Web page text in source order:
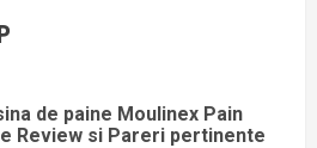
de paine Moulinex Pain
Review si Pareri pertinente